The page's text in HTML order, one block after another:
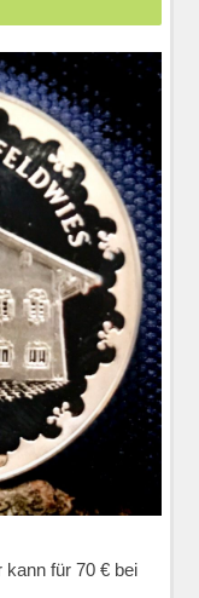
kann für 70 € bei